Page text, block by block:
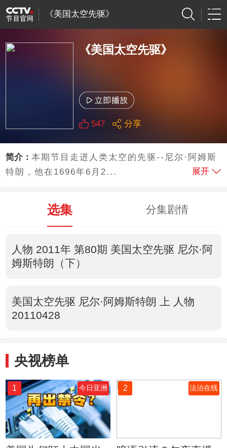
《美国太空先驱》
《美国太空先驱》
547 分享
简介：本期节目走进人类太空的先驱--尼尔·阿姆斯
特朗，他在1696年6月2...
展开
选集 分集剧情
人物 2011年 第80期 美国太空先驱 尼尔·阿
姆斯特朗（下）
美国太空先驱 尼尔·阿姆斯特朗 上 人物
20110428
央视榜单
1 今日亚洲 2 法治在线